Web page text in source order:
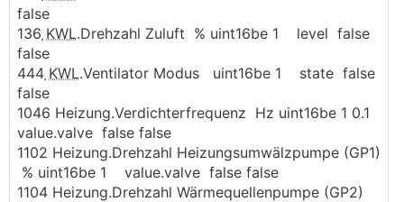
false
136 KWL.Drehzahl Zuluft % uint16be 1 level false
false
444 KWL.Ventilator Modus uint16be 1 state false
false
1046 Heizung.Verdichterfrequenz Hz uint16be 1 0.1
value.valve false false
1102 Heizung.Drehzahl Heizungsumwälzpumpe (GP1)
% uint16be 1 value.valve false false
1104 Heizung.Drehzahl Wärmequellenpumpe (GP2)